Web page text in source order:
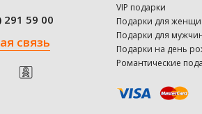
291 59 00
связь
VIP подарки
Подарки для
Подарки для
Подарки на день
Романтические